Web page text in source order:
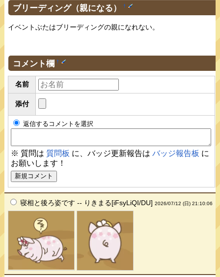
ブリーディング（親になる） †
イベントぶたはブリーディングの親になれない。
コメント欄 †
名前
添付
返信するコメントを選択
※ 質問は 質問板 に、バッジ更新報告はバッジ報告板 に
お願いします！
寝相と後ろ姿です -- りきまる[iFsyLiQI/DU]2026/07/12 (日) 21:10:06